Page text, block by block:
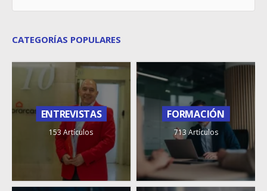
CATEGORÍAS POPULARES
ENTREVISTAS
153 Artículos
FORMACIÓN
713 Artículos